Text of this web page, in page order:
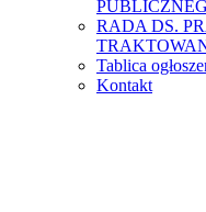
RADA DS.
Tablica
Kontakt